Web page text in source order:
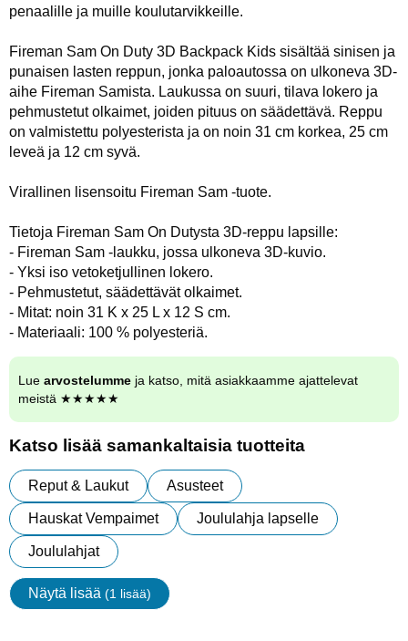
penaalille ja muille koulutarvikkeille.
Fireman Sam On Duty 3D Backpack Kids sisältää sinisen ja
punaisen lasten reppun, jonka paloautossa on ulkoneva 3D-
aihe Fireman Samista. Laukussa on suuri, tilava lokero ja
pehmustetut olkaimet, joiden pituus on säädettävä. Reppu
on valmistettu polyesterista ja on noin 31 cm korkea, 25 cm
leveä ja 12 cm syvä.
Virallinen lisensoitu Fireman Sam -tuote.
Tietoja Fireman Sam On Dutysta 3D-reppu lapsille:
- Fireman Sam -laukku, jossa ulkoneva 3D-kuvio.
- Yksi iso vetoketjullinen lokero.
- Pehmustetut, säädettävät olkaimet.
- Mitat: noin 31 K x 25 L x 12 S cm.
- Materiaali: 100 % polyesteriä.
Lue arvostelumme ja katso, mitä asiakkaamme ajattelevat
meistä ★★★★★
Katso lisää samankaltaisia tuotteita
Reput & Laukut Asusteet
Hauskat Vempaimet Joululahja lapselle
Joululahjat
Näytä lisää (1 lisää)
ominaisuudet